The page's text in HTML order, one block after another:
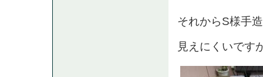
それからS様手
見えにくいです